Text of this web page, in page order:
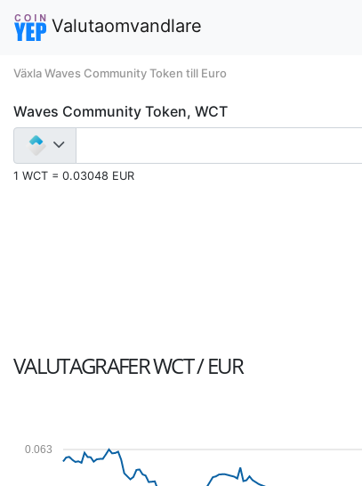
Valutaomvandlare
Växla Waves Community Token till Euro
Waves Community Token, WCT
1 WCT = 0.03048 EUR
VALUTAGRAFERWCT / EUR
0.063